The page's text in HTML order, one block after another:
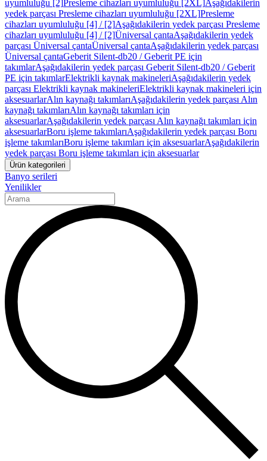
uyumluluğu [2]Presleme cihazları uyumluluğu [2XL]Aşağıdakilerin
yedek parçası Presleme cihazları uyumluluğu [2XL]Presleme
cihazları uyumluluğu [4] / [2]Aşağıdakilerin yedek parçası Presleme
cihazları uyumluluğu [4] / [2]Üniversal çantaAşağıdakilerin yedek
parçası Üniversal çantaÜniversal çantaAşağıdakilerin yedek parçası
Üniversal çantaGeberit Silent-db20 / Geberit PE için
takımlarAşağıdakilerin yedek parçası Geberit Silent-db20 / Geberit
PE için takımlarElektrikli kaynak makineleriAşağıdakilerin yedek
parçası Elektrikli kaynak makineleriElektrikli kaynak makineleri için
aksesuarlarAlın kaynağı takımlarıAşağıdakilerin yedek parçası Alın
kaynağı takımlarıAlın kaynağı takımları için
aksesuarlarAşağıdakilerin yedek parçası Alın kaynağı takımları için
aksesuarlarBoru işleme takımlarıAşağıdakilerin yedek parçası Boru
işleme takımlarıBoru işleme takımları için aksesuarlarAşağıdakilerin
yedek parçası Boru işleme takımları için aksesuarlar
Ürün kategorileri
Banyo serileri
Yenilikler